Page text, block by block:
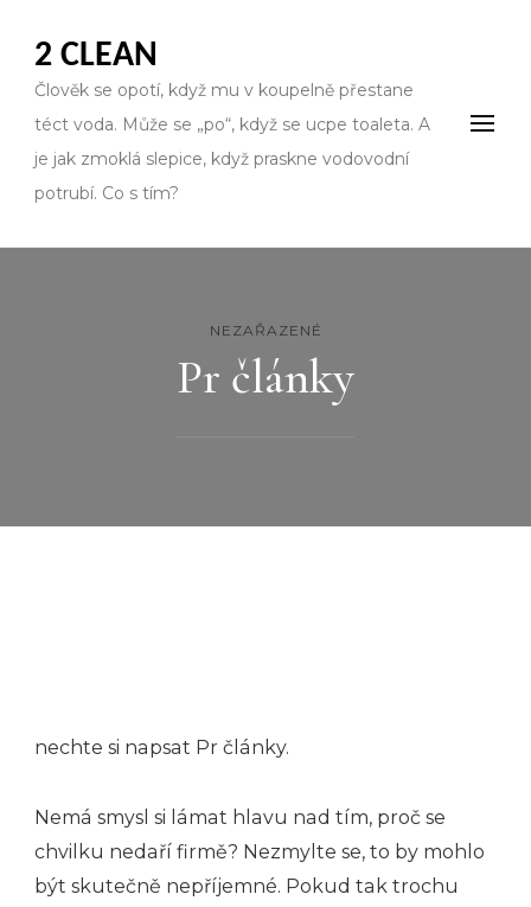
2 CLEAN
Člověk se opotí, když mu v koupelně přestane
téct voda. Může se „po“, když se ucpe toaleta. A
je jak zmoklá slepice, když praskne vodovodní
potrubí. Co s tím?
NEZAŘAZENÉ
Pr články
nechte si napsat Pr články.
Nemá smysl si lámat hlavu nad tím, proč se
chvilku nedaří firmě? Nezmylte se, to by mohlo
být skutečně nepříjemné. Pokud tak trochu